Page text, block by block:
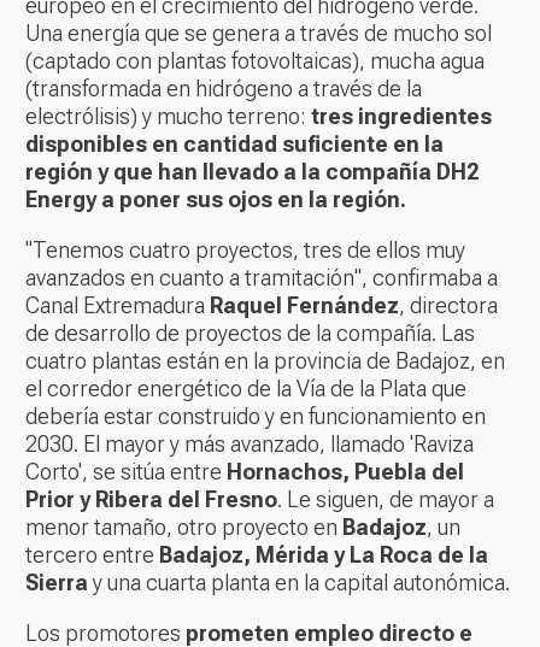
europeo en el crecimiento del hidrógeno verde.
Una energía que se genera a través de mucho sol
(captado con plantas fotovoltaicas), mucha agua
(transformada en hidrógeno a través de la
electrólisis) y mucho terreno: tres ingredientes
disponibles en cantidad suficiente en la
región y que han llevado a la compañía DH2
Energy a poner sus ojos en la región.
"Tenemos cuatro proyectos, tres de ellos muy
avanzados en cuanto a tramitación", confirmaba a
Canal Extremadura Raquel Fernández, directora
de desarrollo de proyectos de la compañía. Las
cuatro plantas están en la provincia de Badajoz, en
el corredor energético de la Vía de la Plata que
debería estar construido y en funcionamiento en
2030. El mayor y más avanzado, llamado 'Raviza
Corto', se sitúa entre Hornachos, Puebla del
Prior y Ribera del Fresno. Le siguen, de mayor a
menor tamaño, otro proyecto en Badajoz, un
tercero entre Badajoz, Mérida y La Roca de la
Sierray una cuarta planta en la capital autonómica.
Los promotores prometen empleo directo e